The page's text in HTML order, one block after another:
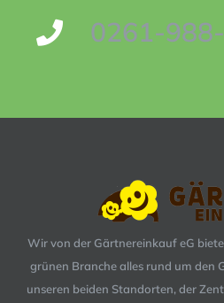
0261-
Wir von der Gärtnereinkauf eG
grünen Branche alles rund um den
unseren beiden Standorten, der